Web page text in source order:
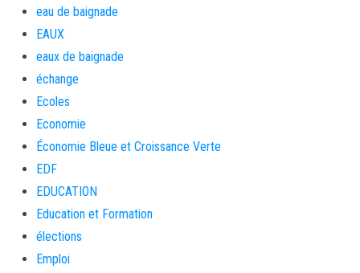
eau de baignade
EAUX
eaux de baignade
échange
Ecoles
Economie
Économie Bleue et Croissance Verte
EDF
EDUCATION
Education et Formation
élections
Emploi